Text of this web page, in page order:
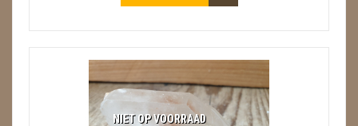
NIET OP VOORRAAD